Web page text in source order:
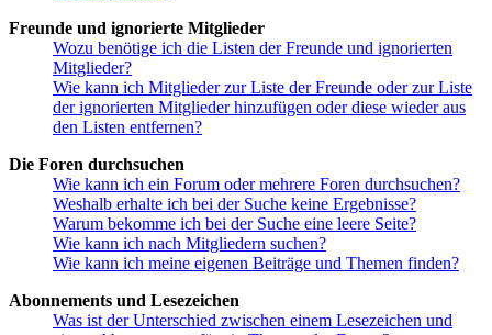
Freunde und ignorierte Mitglieder
Wozu benötige ich die Listen der Freunde und ignorierten
Mitglieder?
Wie kann ich Mitglieder zur Liste der Freunde oder zur Liste
der ignorierten Mitglieder hinzufügen oder diese wieder aus
den Listen entfernen?
Die Foren durchsuchen
Wie kann ich ein Forum oder mehrere Foren durchsuchen?
Weshalb erhalte ich bei der Suche keine Ergebnisse?
Warum bekomme ich bei der Suche eine leere Seite?
Wie kann ich nach Mitgliedern suchen?
Wie kann ich meine eigenen Beiträge und Themen finden?
Abonnements und Lesezeichen
Was ist der Unterschied zwischen einem Lesezeichen und